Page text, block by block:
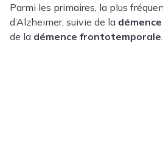
Parmi les primaires, la plus
d’Alzheimer, suivie de la
de la démence frontotemporale